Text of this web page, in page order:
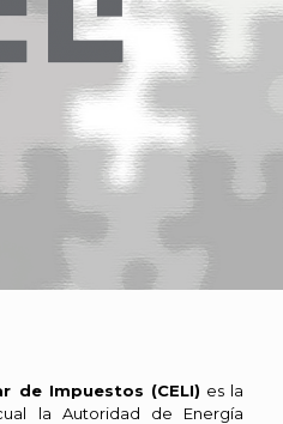
de Impuestos (CELI) es la
la Autoridad de Energía